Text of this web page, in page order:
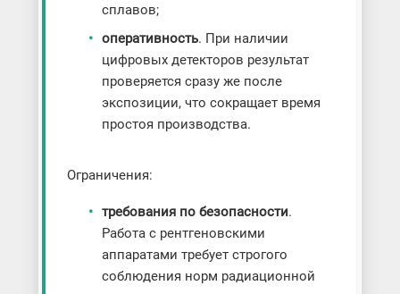
сплавов;
оперативность. При наличии
цифровых детекторов результат
проверяется сразу же после
экспозиции, что сокращает время
простоя производства.
Ограничения:
требования по безопасности.
Работа с рентгеновскими
аппаратами требует строгого
соблюдения норм радиационной